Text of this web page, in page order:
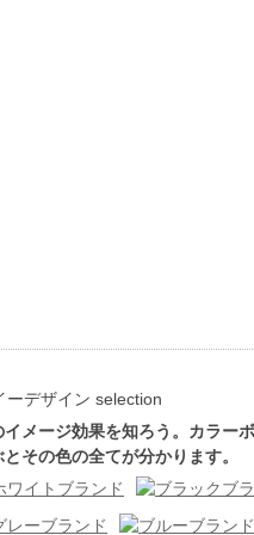
イメージ効果を知ろう。カラー
とその色の全てが分かります。